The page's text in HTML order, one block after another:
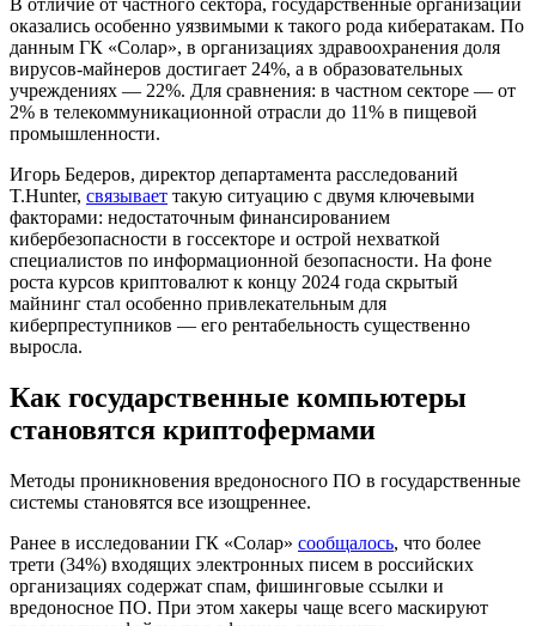
оказались особенно уязвимыми к такого рода кибератакам. По
данным ГК «Солар», в организациях здравоохранения доля
вирусов-майнеров достигает 24%, а в образовательных
учреждениях — 22%. Для сравнения: в частном секторе — от
2% в телекоммуникационной отрасли до 11% в пищевой
промышленности.
Игорь Бедеров, директор департамента расследований
T.Hunter, связывает такую ситуацию с двумя ключевыми
факторами: недостаточным финансированием
кибербезопасности в госсекторе и острой нехваткой
специалистов по информационной безопасности. На фоне
роста курсов криптовалют к концу 2024 года скрытый
майнинг стал особенно привлекательным для
киберпреступников — его рентабельность существенно
выросла.
Как государственные компьютеры
становятся криптофермами
Методы проникновения вредоносного ПО в государственные
системы становятся все изощреннее.
Ранее в исследовании ГК «Солар» сообщалось, что более
трети (34%) входящих электронных писем в российских
организациях содержат спам, фишинговые ссылки и
вредоносное ПО. При этом хакеры чаще всего маскируют